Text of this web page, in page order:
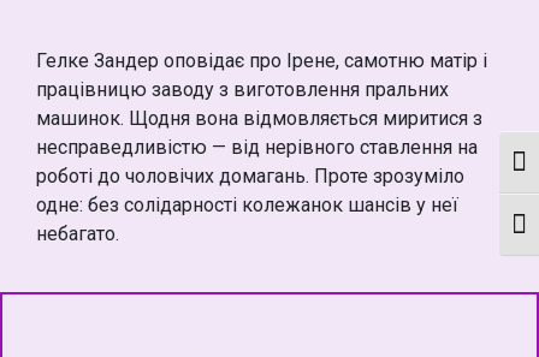
Гелке Зандер оповідає про Ірене, самотню матір і
працівницю заводу з виготовлення пральних
машинок. Щодня вона відмовляється миритися з
несправедливістю — від нерівного ставлення на
роботі до чоловічих домагань. Проте зрозуміло
одне: без солідарності колежанок шансів у неї
небагато.